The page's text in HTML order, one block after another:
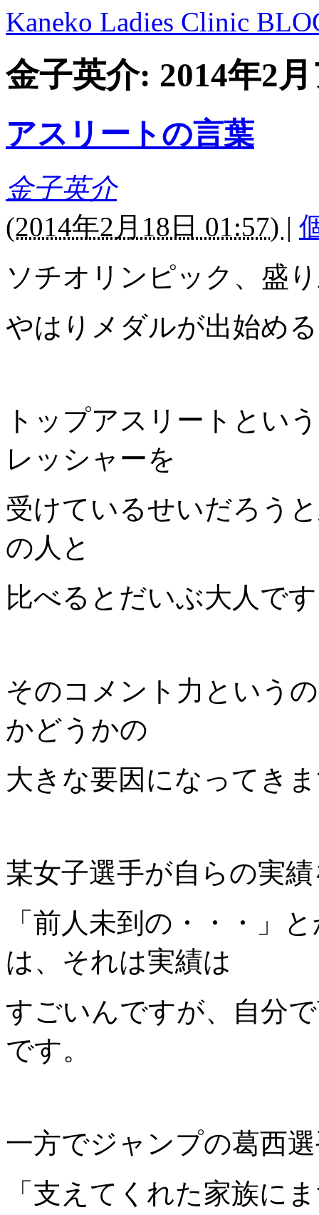
Kaneko Ladies Clinic
金子英介: 2014年2
アスリートの言葉
金子英介
(2014年2月18日 01:57) |
ソチオリンピック、盛
やはりメダルが出始め
トップアスリートとい
レッシャーを
受けているせいだろう
の人と
比べるとだいぶ大人で
そのコメント力という
かどうかの
大きな要因になってき
某女子選手が自らの実
「前人未到の・・・」
は、それは実績は
すごいんですが、自分
です。
一方でジャンプの葛西
「支えてくれた家族に